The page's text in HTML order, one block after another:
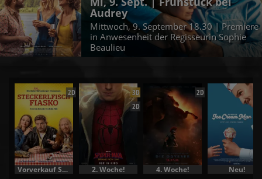
Audrey
Mittwoch, 9. September 18.30 | Premiere
in Anwesenheit der Regisseurin Sophie
Beaulieu
2D
Vorverkauf Specials
3D
2D
2. Woche!
2D
4. Woche! Neu!